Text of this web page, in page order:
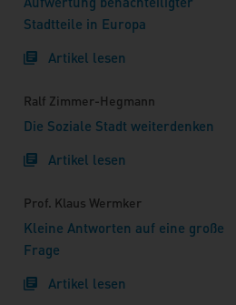
Stadtteile in Europa
Artikel lesen
Ralf Zimmer-Hegmann
Die Soziale Stadt weiterdenken
Artikel lesen
Prof. Klaus Wermker
Kleine Antworten auf eine große
Frage
Artikel lesen